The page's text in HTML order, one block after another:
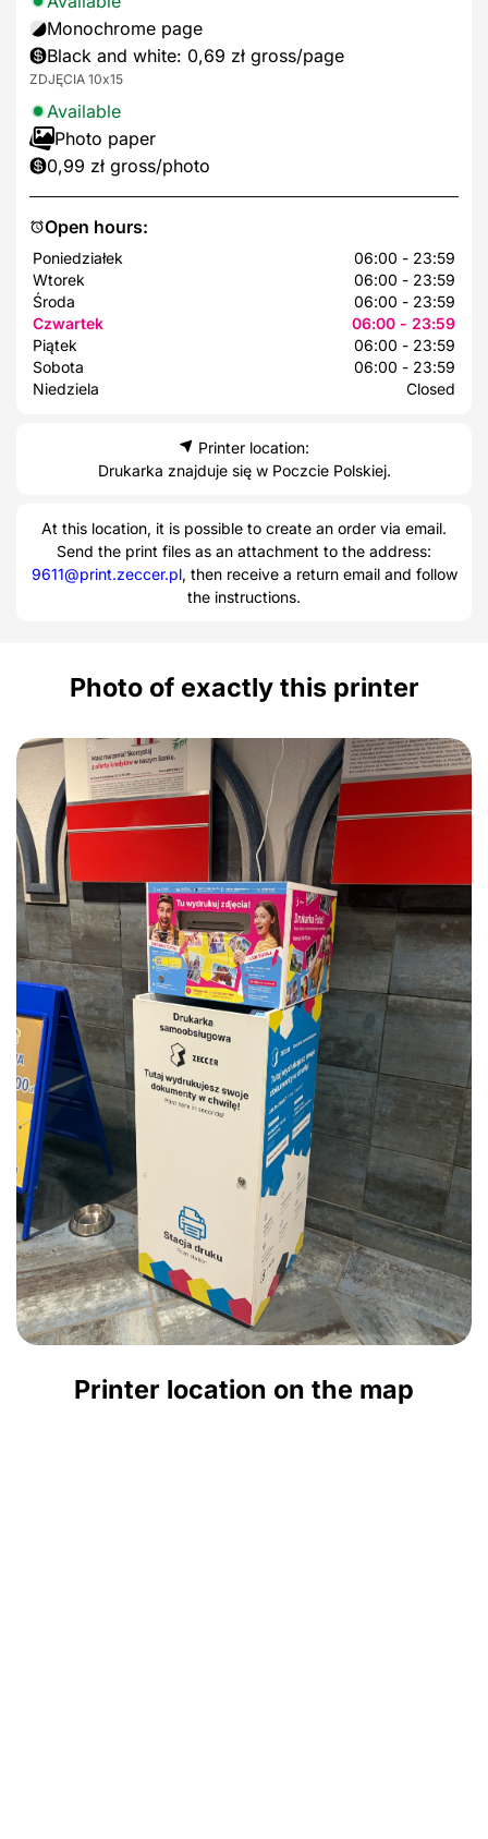
Open hours:
Poniedziałek
06:00 - 23:59
Wtorek
06:00 - 23:59
Środa
06:00 - 23:59
Czwartek
06:00 - 23:59
Piątek
06:00 - 23:59
Sobota
06:00 - 23:59
Niedziela
Closed
Monochrome page
Black and white: 0,69 zł gross/page
ZDJĘCIA 10x15
Available
Photo paper
0,99 zł gross/photo
Printer location:
Drukarka znajduje się w Poczcie Polskiej.
At this location, it is possible to create an order via email.
Send the print files as an attachment to the address:
9611@print.zeccer.pl, then receive a return email and follow
the instructions.
Photo of exactly this printer
Printer location on the map